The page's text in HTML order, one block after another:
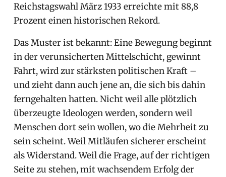
Reichstagswahl März 1933 erreichte mit 88,8
Prozent einen historischen Rekord.
Das Muster ist bekannt: Eine Bewegung beginnt
in der verunsicherten Mittelschicht, gewinnt
Fahrt, wird zur stärksten politischen Kraft –
und zieht dann auch jene an, die sich bis dahin
ferngehalten hatten. Nicht weil alle plötzlich
überzeugte Ideologen werden, sondern weil
Menschen dort sein wollen, wo die Mehrheit zu
sein scheint. Weil Mitläufen sicherer erscheint
als Widerstand. Weil die Frage, auf der richtigen
Seite zu stehen, mit wachsendem Erfolg der